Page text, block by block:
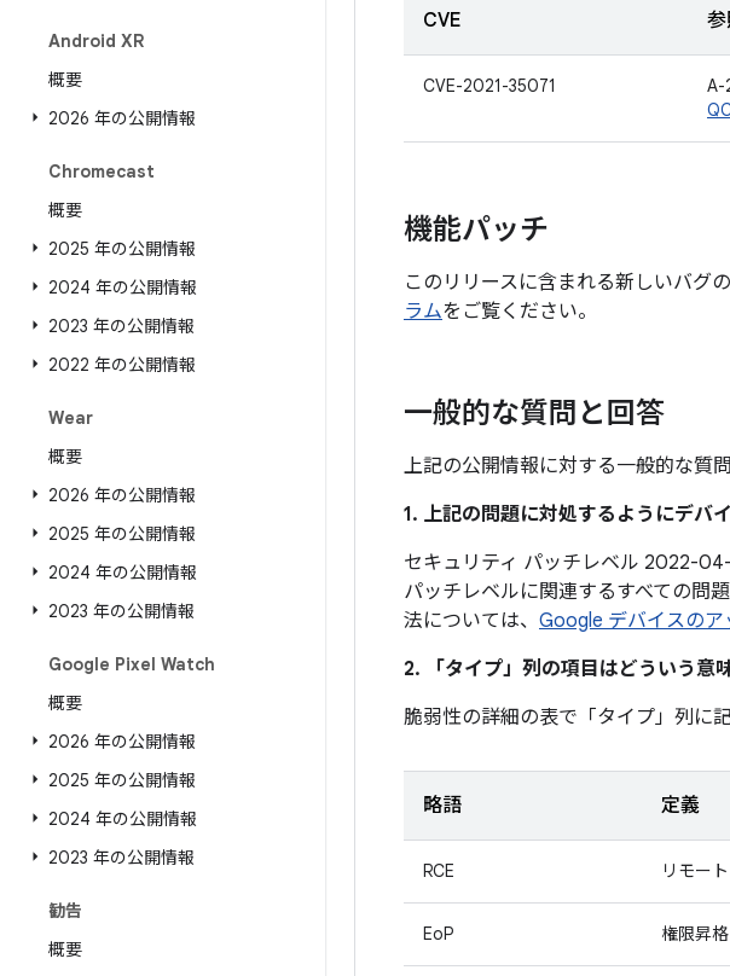
Android XR
概要
2026 年の公開情報
Chromecast
概要
2025 年の公開情報
2024 年の公開情報
2023 年の公開情報
2022 年の公開情報
Wear
概要
2026 年の公開情報
2025 年の公開情報
2024 年の公開情報
2023 年の公開情報
Google Pixel Watch
概要
2026 年の公開情報
2025 年の公開情報
2024 年の公開情報
2023 年の公開情報
勧告
概要
CVE
CVE-2021-35071
A-
機能パッチ
このリリースに含まれる新しいバグ
ラムをご覧ください。
一般的な質問と回答
上記の公開情報に対する一般的な質
1. 上記の問題に対処するようにデバ
セキュリティ パッチレベル 2022-
パッチレベルに関連するすべての問
法については、 Google デバイスの
2. 「タイプ」 列の項目はどういう意
脆弱性の詳細の表で「タイプ」 列に
略語 定義
RCE リモー
EoP 権限昇格